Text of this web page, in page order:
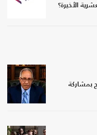
الأخيرة؟
بمشاركة